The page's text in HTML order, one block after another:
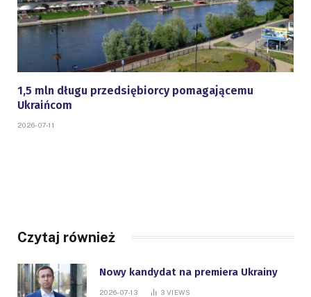
1,5 mln długu przedsiębiorcy pomagającemu
Ukraińcom
2026-07-11
Czytaj również
Nowy kandydat na premiera Ukrainy
2026-07-13 3 VIEWS